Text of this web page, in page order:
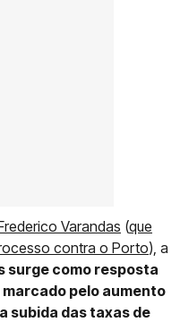
Varandas (que
contra o Porto), a
surge como resposta
pelo aumento
subida das taxas de